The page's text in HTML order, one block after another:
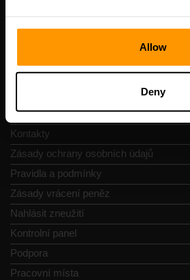
Allow
Deny
Navigace
Recenze
Kontakty
Zásady ochrany osobních údajů
Pravidla a podmínky
Zásady vrácení peněz
Nahlásit zneužití
Kontrolní panel
Podpora
Pracovní místa